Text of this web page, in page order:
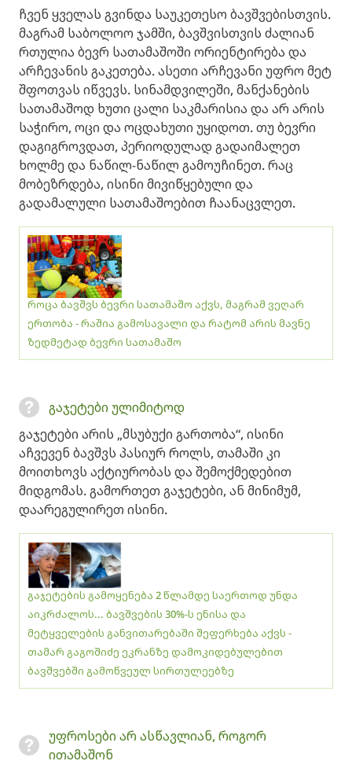
ჩვენ ყველას გვინდა საუკეთესო ბავშვებისთვის.
მაგრამ საბოლოო ჯამში, ბავშვისთვის ძალიან
რთულია ბევრ სათამაშოში ორიენტირება და
არჩევანის გაკეთება. ასეთი არჩევანი უფრო მეტ
შფოთვას იწვევს. სინამდვილეში, მანქანების
სათამაშოდ ხუთი ცალი საკმარისია და არ არის
საჭირო, ოცი და ოცდახუთი უყიდოთ. თუ ბევრი
დაგიგროვდათ, პერიოდულად გადაიმალეთ
ხოლმე და ნაწილ-ნაწილ გამოუჩინეთ. რაც
მობეზრდება, ისინი მივიწყებული და
გადამალული სათამაშოებით ჩაანაცვლეთ.
როცა ბავშვს ბევრი სათამაშო აქვს, მაგრამ ვეღარ
ერთობა - რაშია გამოსავალი და რატომ არის მავნე
ზედმეტად ბევრი სათამაშო
გაჯეტები ულიმიტოდ
გაჯეტები არის „მსუბუქი გართობა“, ისინი
აჩვევენ ბავშვს პასიურ როლს, თამაში კი
მოითხოვს აქტიურობას და შემოქმედებით
მიდგომას. გამორთეთ გაჯეტები, ან მინიმუმ,
დაარეგულირეთ ისინი.
გაჯეტების გამოყენება 2 წლამდე საერთოდ უნდა
აიკრძალოს... ბავშვების 30%-ს ენისა და
მეტყველების განვითარებაში შეფერხება აქვს -
თამარ გაგოშიძე ეკრანზე დამოკიდებულებით
ბავშვებში გამოწვეულ სირთულეებზე
უფროსები არ ასწავლიან, როგორ
ითამაშონ